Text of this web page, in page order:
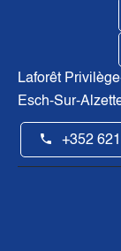
Laforêt
Esch-Sur-
+352